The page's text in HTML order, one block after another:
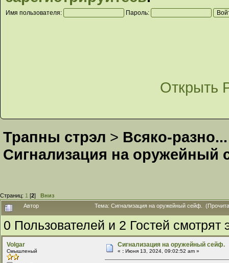
Имя пользователя: Пароль:
Открыть
Трапны стрэл > Всяко-разно...
Сигнализация на оружейный
Страниц: 1 [2] Вниз
Автор
Тема: Сигнализация на оружейный сейф.
0 Пользователей и 2 Гостей смотрят
Volgar
Смышленый
Сигнализация на оружейный сейф.
« : Июня 13, 2024, 09:02:52 am »